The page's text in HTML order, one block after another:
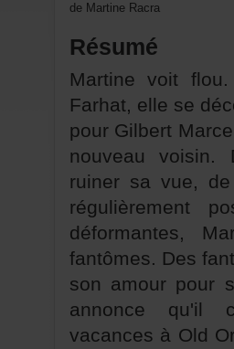
deMartineRacra
Résumé